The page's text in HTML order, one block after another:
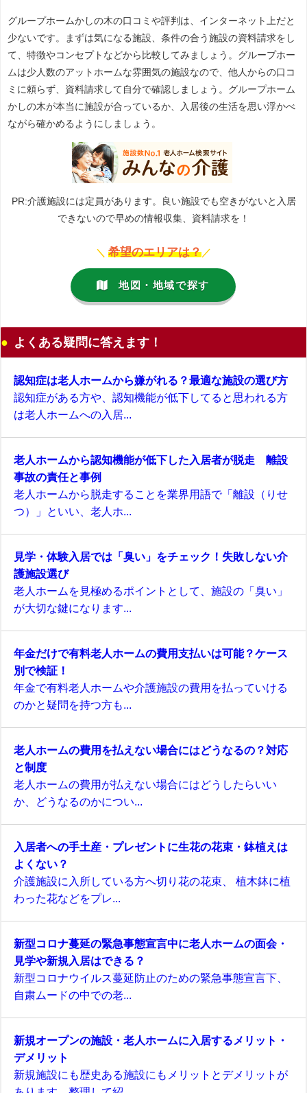
グループホームかしの木の口コミや評判は、インターネット上だと
少ないです。まずは気になる施設、条件の合う施設の資料請求をし
て、特徴やコンセプトなどから比較してみましょう。グループホー
ムは少人数のアットホームな雰囲気の施設なので、他人からの口コ
ミに頼らず、資料請求して自分で確認しましょう。グループホーム
かしの木が本当に施設が合っているか、入居後の生活を思い浮かべ
ながら確かめるようにしましょう。
PR:介護施設には定員があります。良い施設でも空きがないと入居
できないので早めの情報収集、資料請求を！
＼ 希望のエリアは？ ／
地図・地域で探す
よくある疑問に答えます！
認知症は老人ホームから嫌がれる？最適な施設の選び方
認知症がある方や、認知機能が低下してると思われる方
は老人ホームへの入居...
老人ホームから認知機能が低下した入居者が脱走 離設
事故の責任と事例
老人ホームから脱走することを業界用語で「離設（りせ
つ）」といい、老人ホ...
見学・体験入居では「臭い」をチェック！失敗しない介
護施設選び
老人ホームを見極めるポイントとして、施設の「臭い」
が大切な鍵になります...
年金だけで有料老人ホームの費用支払いは可能？ケース
別で検証！
年金で有料老人ホームや介護施設の費用を払っていける
のかと疑問を持つ方も...
老人ホームの費用を払えない場合にはどうなるの？対応
と制度
老人ホームの費用が払えない場合にはどうしたらいい
か、どうなるのかについ...
入居者への手土産・プレゼントに生花の花束・鉢植えは
よくない？
介護施設に入所している方へ切り花の花束、 植木鉢に植
わった花などをプレ...
新型コロナ蔓延の緊急事態宣言中に老人ホームの面会・
見学や新規入居はできる？
新型コロナウイルス蔓延防止のための緊急事態宣言下、
自粛ムードの中での老...
新規オープンの施設・老人ホームに入居するメリット・
デメリット
新規施設にも歴史ある施設にもメリットとデメリットが